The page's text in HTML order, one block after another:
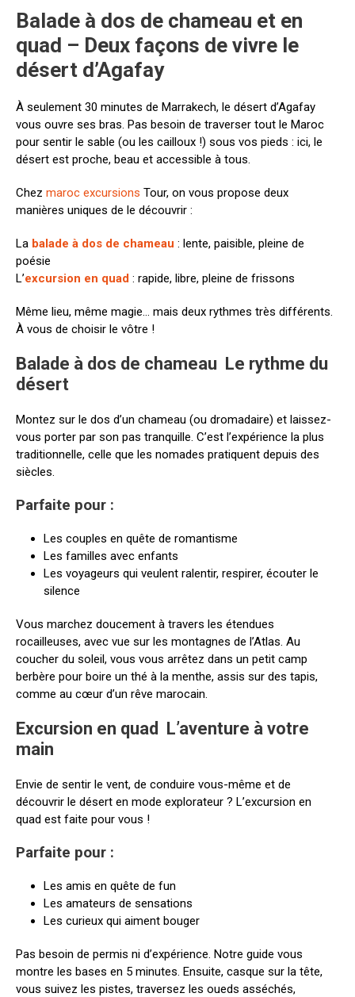
Balade à dos de chameau et en
quad – Deux façons de vivre le
désert d’Agafay
À seulement 30 minutes de Marrakech, le désert d’Agafay
vous ouvre ses bras. Pas besoin de traverser tout le Maroc
pour sentir le sable (ou les cailloux !) sous vos pieds : ici, le
désert est proche, beau et accessible à tous.
Chez maroc excursions Tour, on vous propose deux
manières uniques de le découvrir :
La balade à dos de chameau : lente, paisible, pleine de
poésie
L’excursion en quad : rapide, libre, pleine de frissons
Même lieu, même magie… mais deux rythmes très différents.
À vous de choisir le vôtre !
Balade à dos de chameau Le rythme du
désert
Montez sur le dos d’un chameau (ou dromadaire) et laissez-
vous porter par son pas tranquille. C’est l’expérience la plus
traditionnelle, celle que les nomades pratiquent depuis des
siècles.
Parfaite pour :
Les couples en quête de romantisme
Les familles avec enfants
Les voyageurs qui veulent ralentir, respirer, écouter le
silence
Vous marchez doucement à travers les étendues
rocailleuses, avec vue sur les montagnes de l’Atlas. Au
coucher du soleil, vous vous arrêtez dans un petit camp
berbère pour boire un thé à la menthe, assis sur des tapis,
comme au cœur d’un rêve marocain.
Excursion en quad L’aventure à votre
main
Envie de sentir le vent, de conduire vous-même et de
découvrir le désert en mode explorateur ? L’excursion en
quad est faite pour vous !
Parfaite pour :
Les amis en quête de fun
Les amateurs de sensations
Les curieux qui aiment bouger
Pas besoin de permis ni d’expérience. Notre guide vous
montre les bases en 5 minutes. Ensuite, casque sur la tête,
vous suivez les pistes, traversez les oueds asséchés,